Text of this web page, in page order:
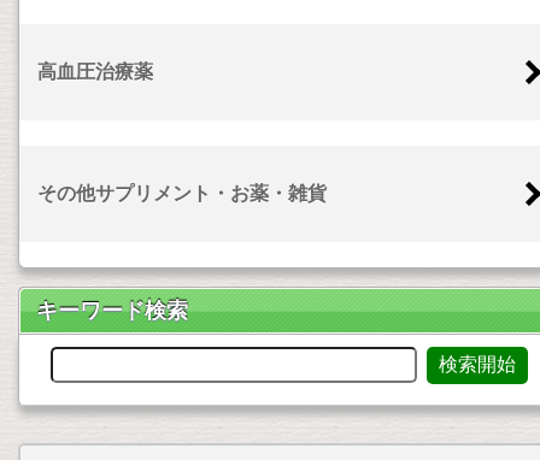
高血圧治療薬
その他サプリメント・お薬・雑貨
キーワード検索